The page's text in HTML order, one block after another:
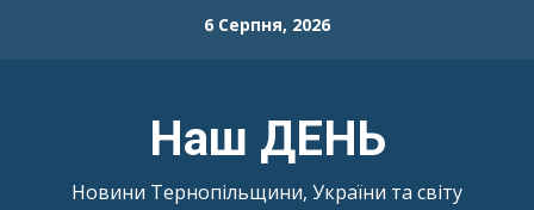
6 Серпня, 2026
Наш ДЕНЬ
Новини Тернопільщини, України та світу